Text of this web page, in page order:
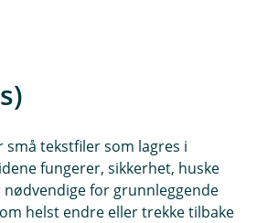
tekstfiler som lagres i
fungerer, sikkerhet, huske
for grunnleggende
helst endre eller trekke tilbake